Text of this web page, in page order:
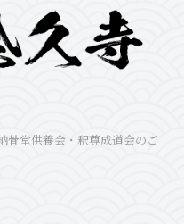
骨堂供養会・釈尊成道会のご